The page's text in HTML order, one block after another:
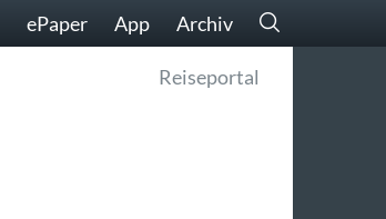
ePaper App Archiv
Reiseportal